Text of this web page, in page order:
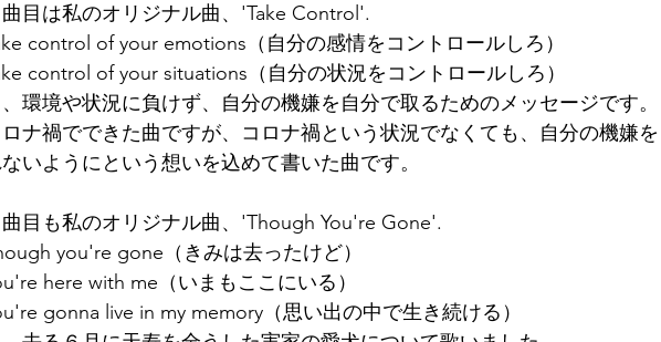
曲目は私のオリジナル曲、'Take Control'.
control of your emotions（自分の感情をコントロールしろ）
control of your situations（自分の状況をコントロールしろ）
、環境や状況に負けず、自分の機嫌を自分で取るためのメッセージです。
ロナ禍でできた曲ですが、コロナ禍という状況でなくても、自分の機嫌
いようにという想いを込めて書いた曲です。
曲目も私のオリジナル曲、'Though You're Gone'.
you're gone（きみは去ったけど）
here with me（いまもここにいる）
gonna live in my memory（思い出の中で生き続ける）